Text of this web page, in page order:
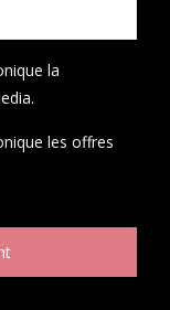
la
les offres